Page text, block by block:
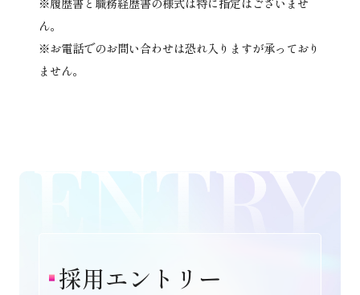
ん。
※お電話でのお問い合わせは恐れ入りますが承っており
ません。
採用エントリー